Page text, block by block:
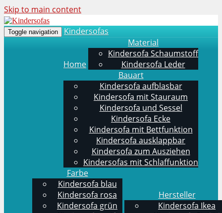
Skip to main content
Toggle navigation Kindersofas
Home
Material
Kindersofa Schaumstoff
Kindersofa Leder
Bauart
Kindersofa aufblasbar
Kindersofa mit Stauraum
Kindersofa und Sessel
Kindersofa Ecke
Kindersofa mit Bettfunktion
Kindersofa ausklappbar
Kindersofa zum Ausziehen
Kindersofas mit Schlaffunktion
Farbe
Kindersofa blau
Kindersofa rosa
Kindersofa grün
Hersteller
Kindersofa Ikea